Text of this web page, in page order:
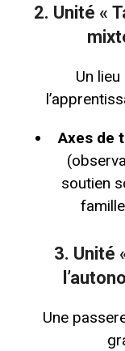
2. Unité «
Un
Axes de
soutien
3. Unité
Une